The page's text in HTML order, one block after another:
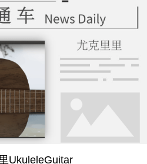
UkuleleGuitar